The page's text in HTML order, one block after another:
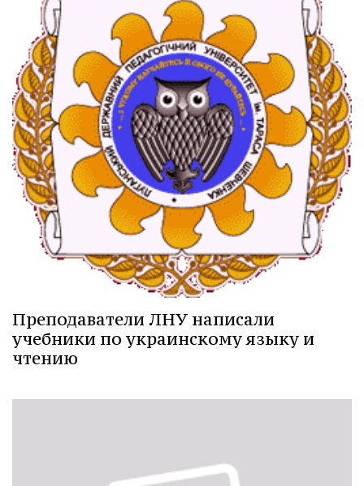
Преподаватели ЛНУ написали
учебники по украинскому языку и
чтению